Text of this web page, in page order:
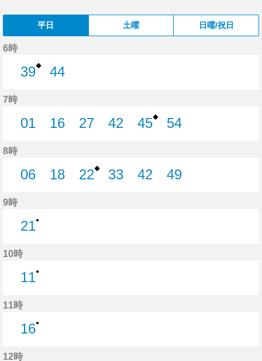
平日 土曜 日曜/祝日
6時
39◆
44
7時
01
16
27
42
45◆
54
8時
06
18
22◆
33
42
49
9時
21●
10時
11●
11時
16●
12時